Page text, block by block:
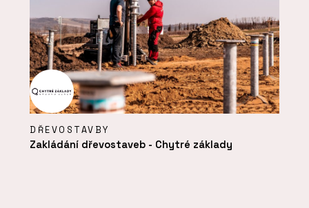
DŘEVOSTAVBY
Zakládání dřevostaveb - Chytré základy